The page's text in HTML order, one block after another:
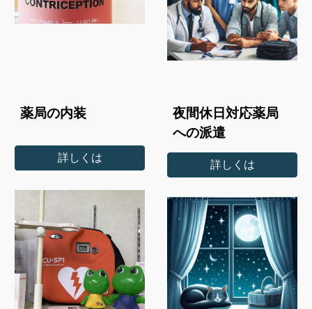
薬局の内装
詳しくは
夜間休日対応薬局
への派遣
詳しくは